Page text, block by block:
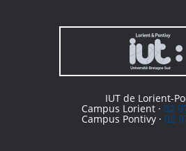
IUT de Lorient-
Campus Lorient · 02
Campus Pontivy · 02